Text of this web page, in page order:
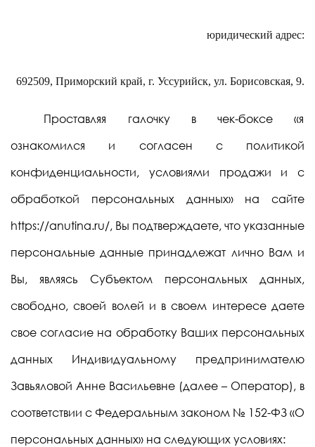
юридический адрес:
692509, Приморский край, г. Уссурийск, ул. Борисовская, 9.
Проставляя галочку в чек-боксе «я
ознакомился и согласен с политикой
конфиденциальности, условиями продажи и с
обработкой персональных данных» на сайте
https://anutina.ru/, Вы подтверждаете, что указанные
персональные данные принадлежат лично Вам и
Вы, являясь Субъектом персональных данных,
свободно, своей волей и в своем интересе даете
свое согласие на обработку Ваших персональных
данных Индивидуальному предпринимателю
Завьяловой Анне Васильевне (далее – Оператор), в
соответствии с Федеральным законом № 152-ФЗ «О
персональных данных» на следующих условиях: